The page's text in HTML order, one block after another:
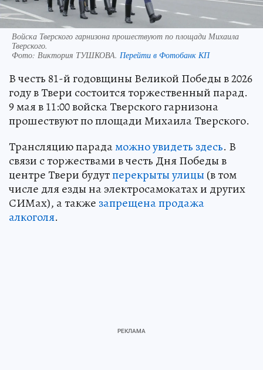
Войска Тверского гарнизона прошествуют по площади Михаила
Тверского.
Фото: Виктория ТУШКОВА. Перейти в Фотобанк КП
В честь 81-й годовщины Великой Победы в 2026
году в Твери состоится торжественный парад.
9 мая в 11:00 войска Тверского гарнизона
прошествуют по площади Михаила Тверского.
Трансляцию парадаможно увидеть здесь. В
связи с торжествами в честь Дня Победы в
центре Твери будутперекрыты улицы (в том
числе для езды на электросамокатах и других
СИМах), а также запрещена продажа
алкоголя.